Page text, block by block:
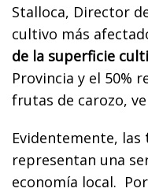
Stalloca, Director
cultivo más
de la superficie
Provincia y el 50%
frutas de carozo,
Evidentemente, las
representan una
economía local.